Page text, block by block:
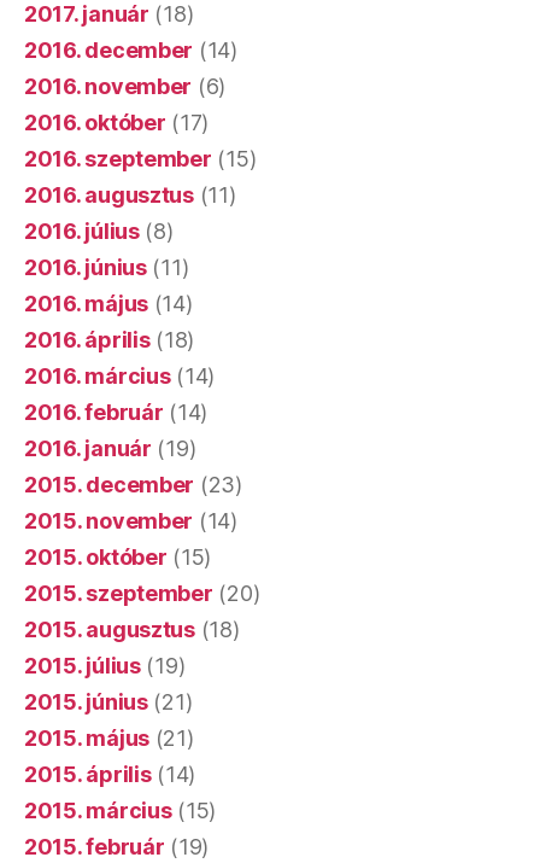
2017. január (18)
2016. december (14)
2016. november (6)
2016. október (17)
2016. szeptember (15)
2016. augusztus(11)
2016. július(8)
2016. június(11)
2016. május (14)
2016. április(18)
2016. március(14)
2016. február (14)
2016. január (19)
2015. december (23)
2015. november (14)
2015. október (15)
2015. szeptember (20)
2015. augusztus(18)
2015. július(19)
2015. június(21)
2015. május (21)
2015. április(14)
2015. március(15)
2015. február (19)